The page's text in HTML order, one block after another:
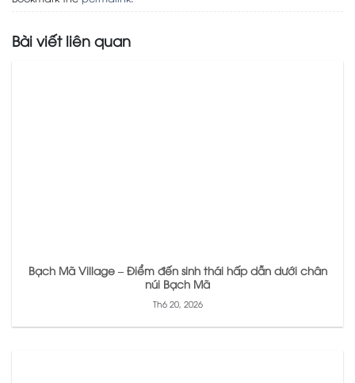
Bài viết liên quan
Bạch Mã Village – Điểm đến sinh thái hấp dẫn dưới chân
núi Bạch Mã
Th6 20, 2026